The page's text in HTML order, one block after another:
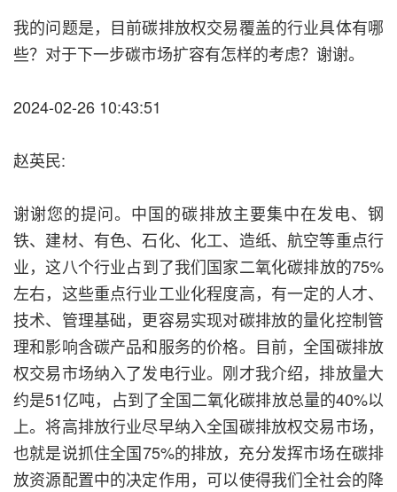
我的问题是，目前碳排放权交易覆盖的行业具体有哪
些？对于下一步碳市场扩容有怎样的考虑？谢谢。
2024-02-26 10:43:51
赵英民:
谢谢您的提问。中国的碳排放主要集中在发电、钢
铁、建材、有色、石化、化工、造纸、航空等重点行
业，这八个行业占到了我们国家二氧化碳排放的75%
左右，这些重点行业工业化程度高，有一定的人才、
技术、管理基础，更容易实现对碳排放的量化控制管
理和影响含碳产品和服务的价格。目前，全国碳排放
权交易市场纳入了发电行业。刚才我介绍，排放量大
约是51亿吨，占到了全国二氧化碳排放总量的40%以
上。将高排放行业尽早纳入全国碳排放权交易市场，
也就是说抓住全国75%的排放，充分发挥市场在碳排
放资源配置中的决定作用，可以使得我们全社会的降